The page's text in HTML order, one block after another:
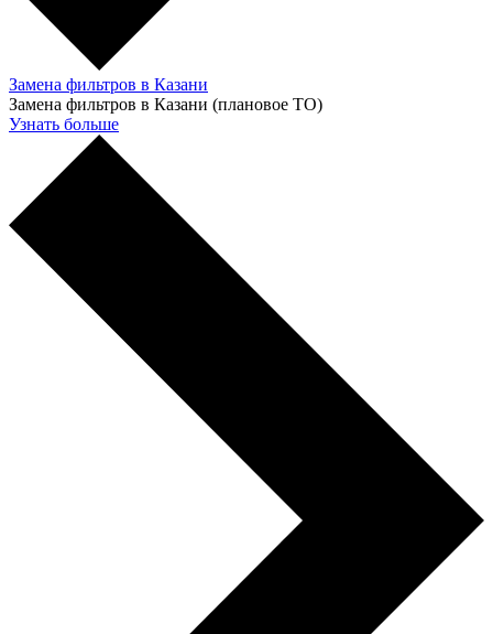
Замена фильтров в Казани
Замена фильтров в Казани (плановое ТО)
Узнать больше